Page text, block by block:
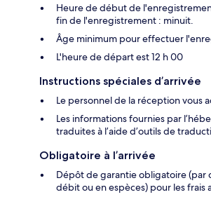
Heure de début de
fin de l'enregistrement : minuit.
Âge minimum pour effectuer
L'heure de départ est 12 h 00
Instructions spéciales d’arrivée
Le personnel de la réception vous
Les informations fournies par
traduites à l’aide d’outils de
Obligatoire à l’arrivée
Dépôt de garantie obligatoire (par
débit ou en espèces) pour les frais